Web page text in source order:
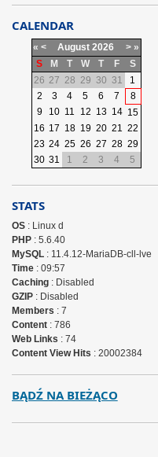
CALENDAR
« < August 2026 > »
S
M T W T F
S
26 27 28 29 30 31
1
2
3 4 5 6 7
8
9
10 11 12 13 14 15
16 17 18 19 20 21 22
23 24 25 26 27 28 29
30 31 1 2 3 4 5
STATS
OS: Linux d
PHP: 5.6.40
MySQL: 11.4.12-MariaDB-cll-lve
Time: 09:57
Caching: Disabled
GZIP: Disabled
Members : 7
Content: 786
Web Links : 74
Content View Hits : 20002384
BĄDŹ NA BIEŻĄCO